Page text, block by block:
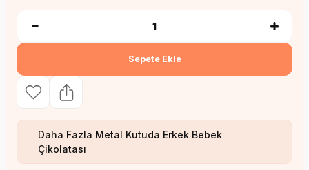
Sepete Ekle
Daha Fazla Metal Kutuda Erkek Bebek
Çikolatası